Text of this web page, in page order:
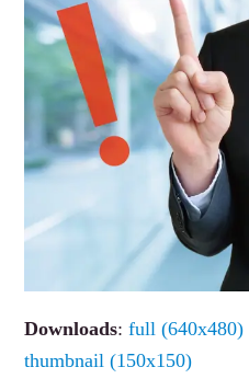
Downloads:full (640x480)
thumbnail (150x150)